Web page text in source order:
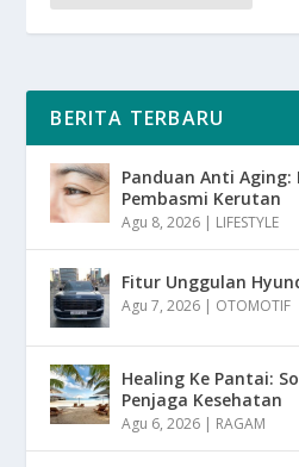
BERITA TERBARU
Panduan Anti Aging:
Pembasmi Kerutan
Agu 8, 2026 | LIFESTYLE
Fitur Unggulan
Agu 7, 2026 | OTOMOTIF
Healing Ke Pantai:
Penjaga Kesehatan
Agu 6, 2026 | RAGAM